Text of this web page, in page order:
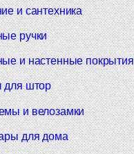
и сантехника
ручки
и настенные покрытия
для штор
и велозамки
для дома